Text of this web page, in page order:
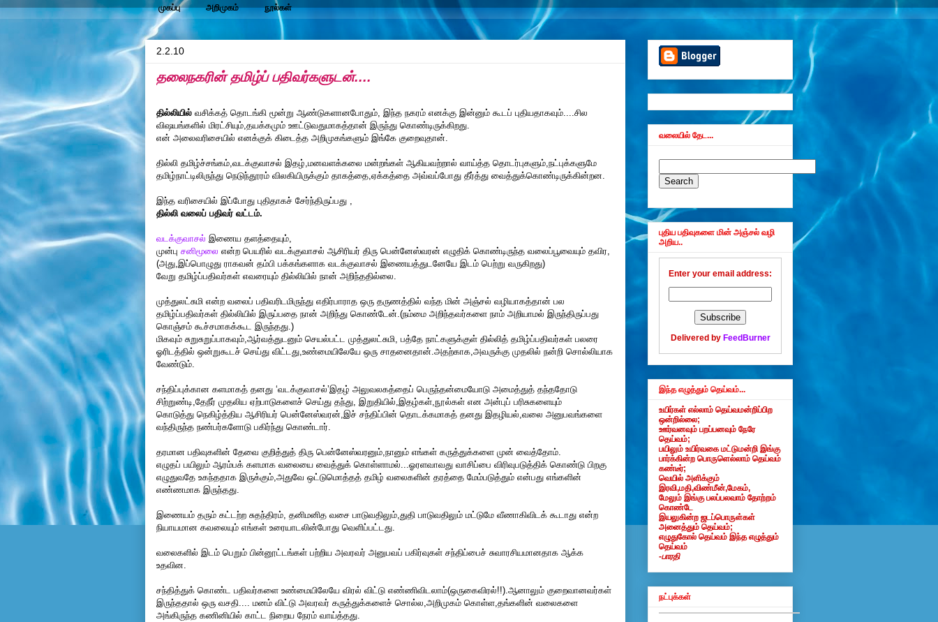
முகப்பு அறிமுகம் நூல்கள்
2.2.10
தலைநகரின் தமிழ்ப் பதிவர்களுடன்....
தில்லியில் வசிக்கத் தொடங்கி மூன்று ஆண்டுகளானபோதும், இந்த நகரம் எனக்கு இன்னும் கூடப் புதியதாகவும்....சில
விஷயங்களில் மிரட்சியும்,தயக்கமும் ஊட்டுவதுமாகத்தான் இருந்து கொண்டிருக்கிறது.
என் அலைவரிசையில் எனக்குக் கிடைத்த அறிமுகங்களும் இங்கே குறைவுதான்.
தில்லி தமிழ்ச்சங்கம்,வடக்குவாசல் இதழ்,மனவளக்கலை மன்றங்கள் ஆகியவற்றால் வாய்த்த தொடர்புகளும்,நட்புக்களுமே
தமிழ்நாட்டிலிருந்து நெடுந்தூரம் விலகியிருக்கும் தாகத்தை,ஏக்கத்தை அவ்வப்போது தீர்த்து வைத்துக்கொண்டிருக்கின்றன.
இந்த வரிசையில் இப்போது புதிதாகச் சேர்ந்திருப்பது ,
தில்லி வலைப் பதிவர் வட்டம்.
வடக்குவாசல் இணைய தளத்தையும்,
முன்பு சனிமூலை என்ற பெயரில் வடக்குவாசல் ஆசிரியர் திரு பென்னேஸ்வரன் எழுதிக் கொண்டிருந்த வலைப்பூவையும் தவிர,
(அது,இப்பொழுது ராகவன் தம்பி பக்கங்களாக வடக்குவாசல் இணையத்துடனேயே இடம் பெற்று வருகிறது)
வேறு தமிழ்ப்பதிவர்கள் எவரையும் தில்லியில் நான் அறிந்ததில்லை.
முத்துலட்சுமி என்ற வலைப் பதிவரிடமிருந்து எதிர்பாராத ஒரு தருணத்தில் வந்த மின் அஞ்சல் வழியாகத்தான் பல
தமிழ்ப்பதிவர்கள் தில்லியில் இருப்பதை நான் அறிந்து கொண்டேன்.(நம்மை அறிந்தவர்களை நாம் அறியாமல் இருந்திருப்பது
கொஞ்சம் கூச்சமாகக்கூட இருந்தது.)
மிகவும் சுறுசுறுப்பாகவும்,ஆர்வத்துடனும் செயல்பட்ட முத்துலட்சுமி, பத்தே நாட்களுக்குள் தில்லித் தமிழ்ப்பதிவர்கள் பலரை
ஓரிடத்தில் ஒன்றுகூடச் செய்து விட்டது,உண்மையிலேயே ஒரு சாதனைதான்.அதற்காக,அவருக்கு முதலில் நன்றி சொல்லியாக
வேண்டும்.
சந்திப்புக்கான களமாகத் தனது ‘வடக்குவாசல்’இதழ் அலுவலகத்தைப் பெருந்தன்மையோடு அமைத்துத் தந்ததோடு
சிற்றுண்டி,தேநீர் முதலிய ஏற்பாடுகளைச் செய்து தந்து, இறுதியில்,இதழ்கள்,நூல்கள் என அன்புப் பரிசுகளையும்
கொடுத்து நெகிழ்த்திய ஆசிரியர் பென்னேஸ்வரன்,இச் சந்திப்பின் தொடக்கமாகத் தனது இதழியல்,வலை அனுபவங்களை
வந்திருந்த நண்பர்களோடு பகிர்ந்து கொண்டார்.
தரமான பதிவுகளின் தேவை குறித்துத் திரு பென்னேஸ்வரனும்,நானும் எங்கள் கருத்துக்களை முன் வைத்தோம்.
எழுதப் பயிலும் ஆரம்பக் களமாக வலையை வைத்துக் கொள்ளாமல்...ஓரளவாவது வாசிப்பை விரிவுபடுத்திக் கொண்டு பிறகு
எழுதுவதே உகந்ததாக இருக்கும்,அதுவே ஒட்டுமொத்தத் தமிழ் வலைகளின் தரத்தை மேம்படுத்தும் என்பது எங்களின்
எண்ணமாக இருந்தது.
இணையம் தரும் கட்டற்ற சுதந்திரம், தனிமனித வசை பாடுவதிலும்,துதி பாடுவதிலும் மட்டுமே வீணாகிவிடக் கூடாது என்ற
நியாயமான கவலையும் எங்கள் உரையாடலின்போது வெளிப்பட்டது.
வலைகளில் இடம் பெறும் பின்னூட்டங்கள் பற்றிய அவரவர் அனுபவப் பகிர்வுகள் சந்திப்பைச் சுவாரசியமானதாக ஆக்க
உதவின.
சந்தித்துக் கொண்ட பதிவர்களை உண்மையிலேயே விரல் விட்டு எண்ணிவிடலாம்(ஒருகைவிரல்!!).ஆனாலும் குறைவானவர்கள்
இருந்ததால் ஒரு வசதி.... மனம் விட்டு அவரவர் கருத்துக்களைச் சொல்ல,அறிமுகம் கொள்ள,தங்களின் வலைகளை
அங்கிருந்த கணினியில் காட்ட நிறைய நேரம் வாய்த்தது.
வலையில் தேட...
புதிய பதிவுகளை மின் அஞ்சல் வழி
அறிய..
Enter your email address:
Delivered by FeedBurner
இந்த எழுத்தும் தெய்வம்...
உயிர்கள் எல்லாம் தெய்வமன்றிப்பிற
ஒன்றில்லை;
ஊர்வனவும் பறப்பனவும் நேரே
தெய்வம்;
பயிலும் உயிர்வகை மட்டுமன்றி இங்கு
பார்க்கின்ற பொருளெல்லாம் தெய்வம்
கண்டீர்;
வெயில் அளிக்கும்
இரவி,மதி,விண்மீன்,மேகம்,
மேலும் இங்கு பலப்பலவாம் தோற்றம்
கொண்டே
இயலுகின்ற ஜடப்பொருள்கள்
அனைத்தும் தெய்வம்;
எழுதுகோல் தெய்வம் இந்த எழுத்தும்
தெய்வம்
-பாரதி
நட்புக்கள்